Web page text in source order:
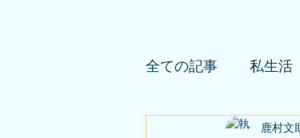
全ての記事 私生活
依頼者様の公開鑑
鹿村文